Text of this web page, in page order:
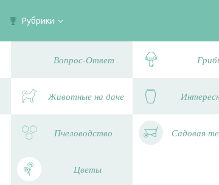
Рубрики
Вопрос-Ответ
Животные на даче
Пчеловодство Садовая
Цветы